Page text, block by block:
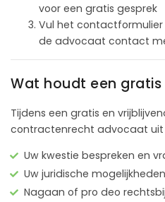
voor een gratis gesprek
Vul het contactformulier
de advocaat contact
Wat houdt een gratis
Tijdens een gratis en
contractenrecht advocaat uit
Uw kwestie bespreken en
Uw juridische
Nagaan of pro deo